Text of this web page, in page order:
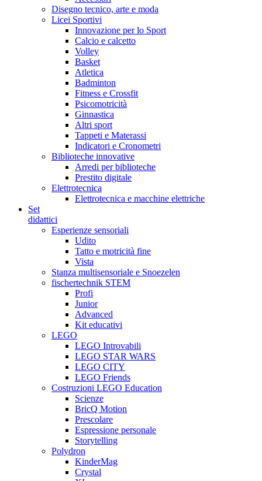
Disegno tecnico, arte e moda
Licei Sportivi
Innovazione per lo Sport
Calcio e calcetto
Volley
Basket
Atletica
Badminton
Fitness e Crossfit
Psicomotricità
Ginnastica
Altri sport
Tappeti e Materassi
Indicatori e Cronometri
Biblioteche innovative
Arredi per biblioteche
Prestito digitale
Elettrotecnica
Elettrotecnica e macchine elettriche
Set
didattici
Esperienze sensoriali
Udito
Tatto e motricità fine
Vista
Stanza multisensoriale e Snoezelen
fischertechnik STEM
Profi
Junior
Advanced
Kit educativi
LEGO
LEGO Introvabili
LEGO STAR WARS
LEGO CITY
LEGO Friends
Costruzioni LEGO Education
Scienze
BricQ Motion
Prescolare
Espressione personale
Storytelling
Polydron
KinderMag
Crystal